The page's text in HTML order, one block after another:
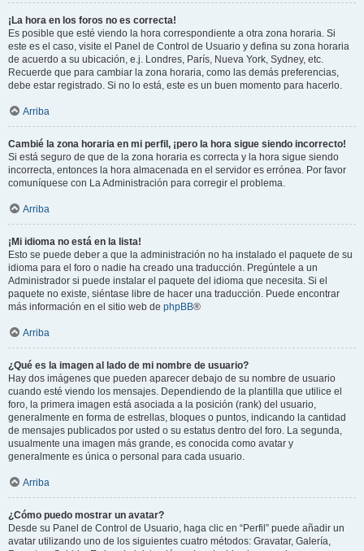
¡La hora en los foros no es correcta!
Es posible que esté viendo la hora correspondiente a otra zona horaria. Si
este es el caso, visite el Panel de Control de Usuario y defina su zona horaria
de acuerdo a su ubicación, e.j. Londres, París, Nueva York, Sydney, etc.
Recuerde que para cambiar la zona horaria, como las demás preferencias,
debe estar registrado. Si no lo está, este es un buen momento para hacerlo.
Arriba
Cambié la zona horaria en mi perfil, ¡pero la hora sigue siendo incorrecto!
Si está seguro de que de la zona horaria es correcta y la hora sigue siendo
incorrecta, entonces la hora almacenada en el servidor es errónea. Por favor
comuníquese con La Administración para corregir el problema.
Arriba
¡Mi idioma no está en la lista!
Esto se puede deber a que la administración no ha instalado el paquete de su
idioma para el foro o nadie ha creado una traducción. Pregúntele a un
Administrador si puede instalar el paquete del idioma que necesita. Si el
paquete no existe, siéntase libre de hacer una traducción. Puede encontrar
más información en el sitio web de phpBB®
Arriba
¿Qué es la imagen al lado de mi nombre de usuario?
Hay dos imágenes que pueden aparecer debajo de su nombre de usuario
cuando esté viendo los mensajes. Dependiendo de la plantilla que utilice el
foro, la primera imagen está asociada a la posición (rank) del usuario,
generalmente en forma de estrellas, bloques o puntos, indicando la cantidad
de mensajes publicados por usted o su estatus dentro del foro. La segunda,
usualmente una imagen más grande, es conocida como avatar y
generalmente es única o personal para cada usuario.
Arriba
¿Cómo puedo mostrar un avatar?
Desde su Panel de Control de Usuario, haga clic en “Perfil” puede añadir un
avatar utilizando uno de los siguientes cuatro métodos: Gravatar, Galería,